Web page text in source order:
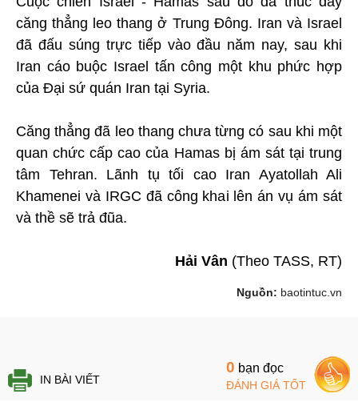
căng thẳng leo thang ở Trung Đông. Iran và Israel
đã đấu súng trực tiếp vào đầu năm nay, sau khi
Iran cáo buộc Israel tấn công một khu phức hợp
của Đại sứ quán Iran tại Syria.
Căng thẳng đã leo thang chưa từng có sau khi một
quan chức cấp cao của Hamas bị ám sát tại trung
tâm Tehran. Lãnh tụ tối cao Iran Ayatollah Ali
Khamenei và IRGC đã công khai lên án vụ ám sát
và thề sẽ trả đũa.
Hải Vân (Theo TASS, RT)
Nguồn: baotintuc.vn
IN BÀI VIẾT
0 bạn đọc
ĐÁNH GIÁ TỐT